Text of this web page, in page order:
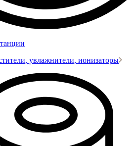
увлажнители, ионизаторы